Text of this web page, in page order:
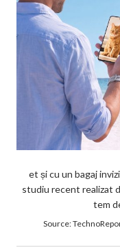
et și cu un bagaj
studiu recent realizat
tem
Source: